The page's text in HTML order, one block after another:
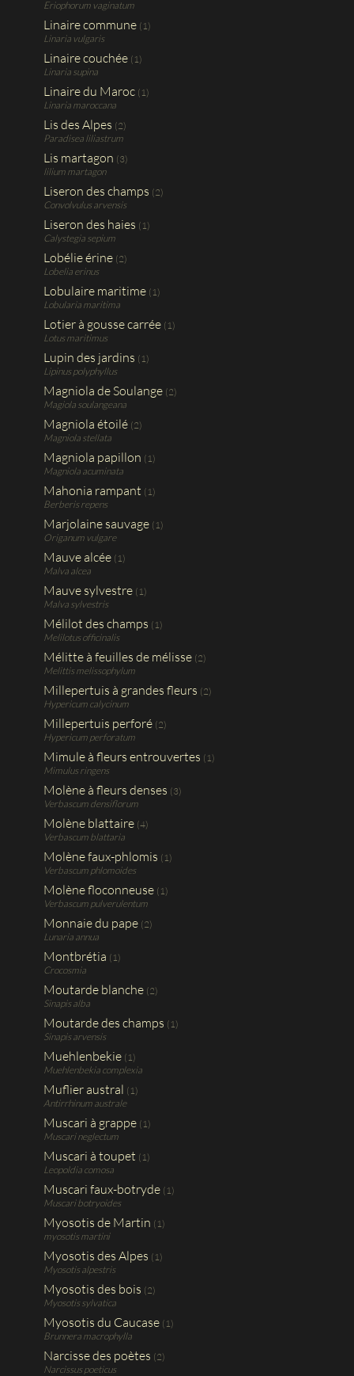
Eriophorum vaginatum
Linaire commune (1)
Linaria vulgaris
Linaire couchée (1)
Linaria supina
Linaire du Maroc (1)
Linaria maroccana
Lis des Alpes (2)
Paradisea liliastrum
Lis martagon (3)
lilium martagon
Liseron des champs (2)
Convolvulus arvensis
Liseron des haies (1)
Calystegia sepium
Lobélie érine (2)
Lobelia erinus
Lobulaire maritime (1)
Lobularia maritima
Lotier à gousse carrée (1)
Lotus maritimus
Lupin des jardins (1)
Lipinus polyphyllus
Magniola de Soulange (2)
Magiola soulangeana
Magniola étoilé (2)
Magniola stellata
Magniola papillon (1)
Magniola acuminata
Mahonia rampant (1)
Berberis repens
Marjolaine sauvage (1)
Origanum vulgare
Mauve alcée (1)
Malva alcea
Mauve sylvestre (1)
Malva sylvestris
Mélilot des champs (1)
Melilotus officinalis
Mélitte à feuilles de mélisse (2)
Melittis melissophylum
Millepertuis à grandes fleurs (2)
Hypericum calycinum
Millepertuis perforé (2)
Hypericum perforatum
Mimule à fleurs entrouvertes (1)
Mimulus ringens
Molène à fleurs denses (3)
Verbascum densiflorum
Molène blattaire (4)
Verbascum blattaria
Molène faux-phlomis (1)
Verbascum phlomoides
Molène floconneuse (1)
Verbascum pulverulentum
Monnaie du pape (2)
Lunaria annua
Montbrétia (1)
Crocosmia
Moutarde blanche (2)
Sinapis alba
Moutarde des champs (1)
Sinapis arvensis
Muehlenbekie (1)
Muehlenbekia complexia
Muflier austral (1)
Antirrhinum australe
Muscari à grappe (1)
Muscari neglectum
Muscari à toupet (1)
Leopoldia comosa
Muscari faux-botryde (1)
Muscari botryoides
Myosotis de Martin (1)
myosotis martini
Myosotis des Alpes (1)
Myosotis alpestris
Myosotis des bois (2)
Myosotis sylvatica
Myosotis du Caucase (1)
Brunnera macrophylla
Narcisse des poètes (2)
Narcissus poeticus